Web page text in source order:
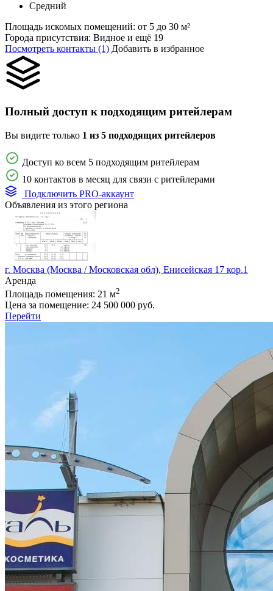
Средний
Площадь искомых помещений: от 5 до 30 м²
Города присутствия: Видное и ещё 19
Посмотреть контакты (1) Добавить в избранное
Полный доступ к подходящим ритейлерам
Вы видите только 1 из 5 подходящих ритейлеров
Доступ ко всем 5 подходящим ритейлерам
10 контактов в месяц для связи с ритейлерами
Подключить PRO-аккаунт
Объявления из этого региона
г. Москва (Москва / Московская обл), Енисейская 17 кор.1
Аренда
Площадь помещения: 21 м2
Цена за помещение: 24 500 000 руб.
Перейти